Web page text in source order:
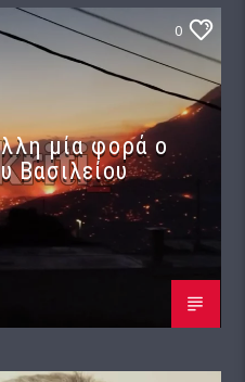
0
μία φορά ο
Βασιλείου